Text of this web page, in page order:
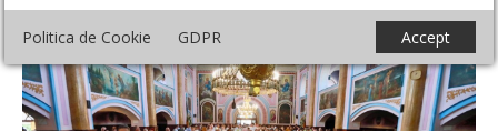
Politica de Cookie GDPR Accept